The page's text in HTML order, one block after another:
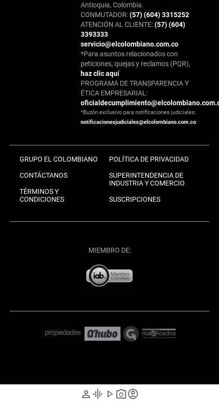
person graphic_eq play_arrow photo_cameraaccount_circle
Antioquia, Colombia.
CONMUTADOR:(57) (604) 3315252
ATENCIÓN AL CLIENTE:(57) (604)
3393333
servicio@elcolombiano.com.co
*Para asuntos relacionados con
peticiones, quejas y reclamos (PQR),
haz clic aquí
PROGRAMA DE TRANSPARENCIA Y
ÉTICA EMPRESARIAL:
*Buzón exclusivo para notificaciones judiciales:
notificacionesjudiciales@elcolombiano.com.co
GRUPO EL COLOMBIANO
CONTÁCTANOS
TÉRMINOS Y
CONDICIONES
POLÍTICA DE PRIVACIDAD
SUPERINTENDENCIA DE
INDUSTRIA Y COMERCIO
SUSCRIPCIONES
MIEMBRO DE: